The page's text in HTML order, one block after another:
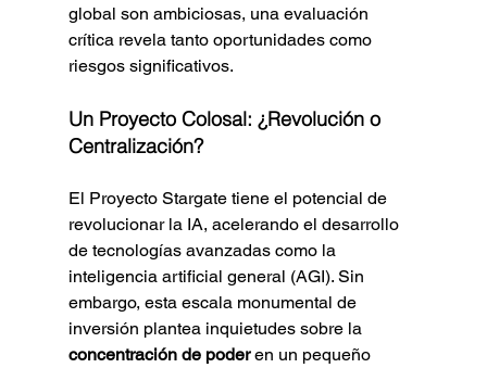
global son ambiciosas, una evaluación
crítica revela tanto oportunidades como
riesgos significativos.
Un Proyecto Colosal: ¿Revolución o
Centralización?
El Proyecto Stargate tiene el potencial de
revolucionar la IA, acelerando el desarrollo
de tecnologías avanzadas como la
inteligencia artificial general (AGI). Sin
embargo, esta escala monumental de
inversión plantea inquietudes sobre la
concentración de poder en un pequeño